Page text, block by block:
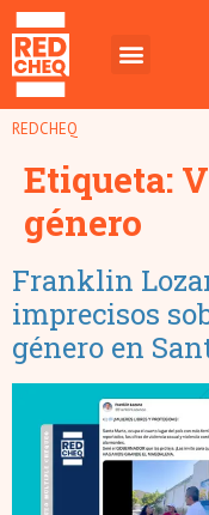
REDCHEQ
Etiqueta:
género
Franklin
imprecisos
género en